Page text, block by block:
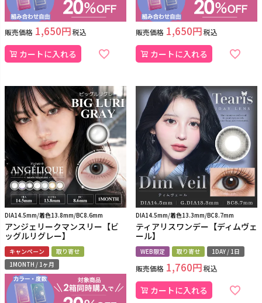
販売価格 1,650 税込
カートに入れる
販売価格 1,650 税込
カートに入れる
DIA14.5mm/着色13.8mm/BC8.6mm
アンジェリークマンスリー【ビ
ッグルリグレー】
キャンペーン
取り寄せ
1MONTH / 1ヶ月
DIA14.5mm/着色13.3mm/BC8.7mm
ティアリスワンデー【ディムヴェ
ール】
WEB限定 取り寄せ 1DAY / 1日
販売価格 1,760 税込
カートに入れる